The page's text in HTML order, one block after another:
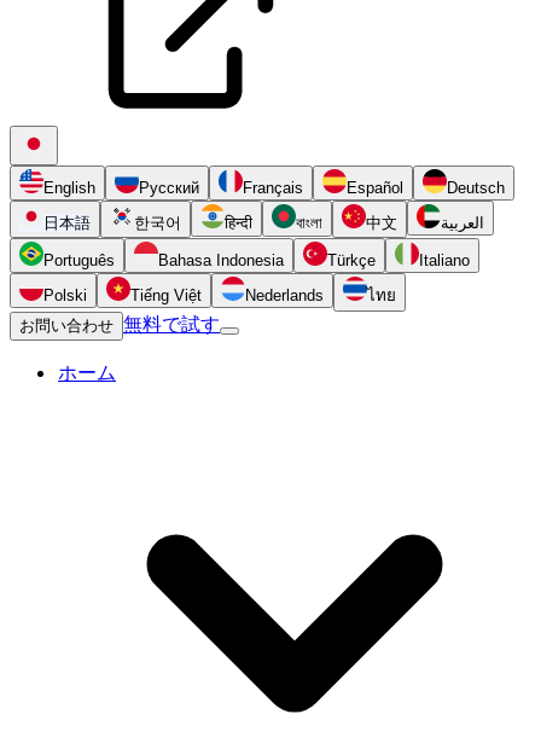
English Русский Français Español
Deutsch
日本語
한국어 हिन्दी বাংলা 中文 العربية
Português Bahasa Indonesia Türkçe
Italiano
Polski
Tiếng Việt Nederlands
ไทย
お問い合わせ 無料で試す
ホーム